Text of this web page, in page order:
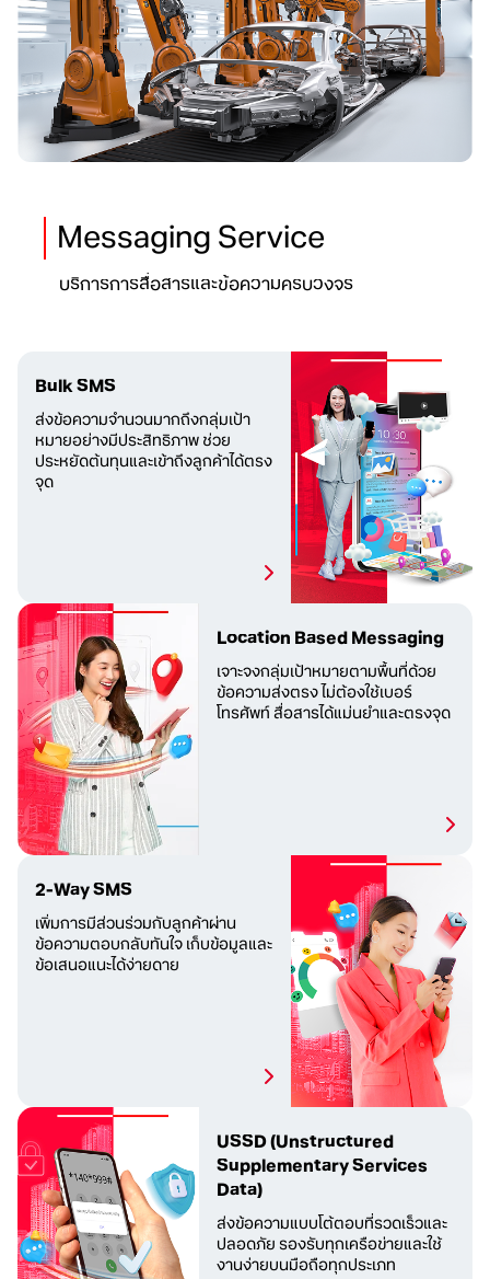
Messaging Service
บริการการสื่อสารและข้อความครบวงจร
Bulk SMS
ส่งข้อความจำนวนมากถึงกลุ่มเป้า
หมายอย่างมีประสิทธิภาพ ช่วย
ประหยัดต้นทุนและเข้าถึงลูกค้าได้ตรง
จุด
Location Based Messaging
เจาะจงกลุ่มเป้าหมายตามพื้นที่ด้วย
ข้อความส่งตรง ไม่ต้องใช้เบอร์
โทรศัพท์ สื่อสารได้แม่นยำและตรงจุด
2-Way SMS
เพิ่มการมีส่วนร่วมกับลูกค้าผ่าน
ข้อความตอบกลับทันใจ เก็บข้อมูลและ
ข้อเสนอแนะได้ง่ายดาย
USSD(Unstructured
Supplementary Services
Data)
ส่งข้อความแบบโต้ตอบที่รวดเร็วและ
ปลอดภัย รองรับทุกเครือข่ายและใช้
งานง่ายบนมือถือทุกประเภท